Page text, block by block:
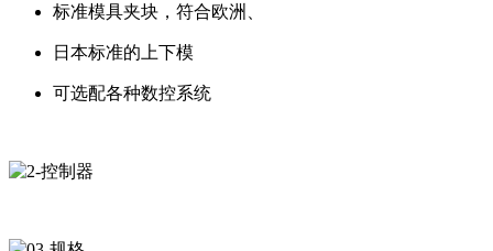
标准模具夹块，符合欧洲、
日本标准的上下模
可选配各种数控系统